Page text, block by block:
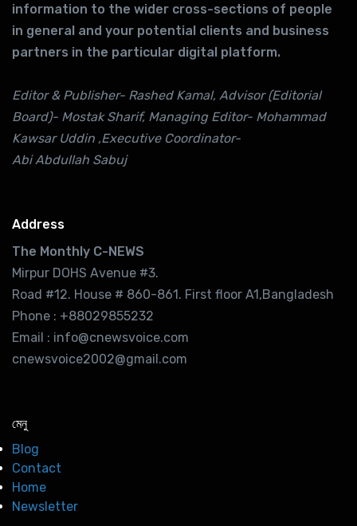
information to the wider cross-sections of people
in general and your potential clients and business
partners in the particular digital platform.
Editor & Publisher- Rashed Kamal, Advisor (Editorial
Board)- Mostak Sharif, Managing Editor- Mohammad
Kawsar Uddin ,Executive Coordinator-
Abi Abdullah Sabuj
Address
The Monthly C-NEWS
Mirpur DOHS Avenue #3.
Road #12. House # 860-861. First floor A1,Bangladesh
Phone : +88029855232
Email : info@cnewsvoice.com
cnewsvoice2002@gmail.com
মেনু
Blog
Contact
Home
Newsletter